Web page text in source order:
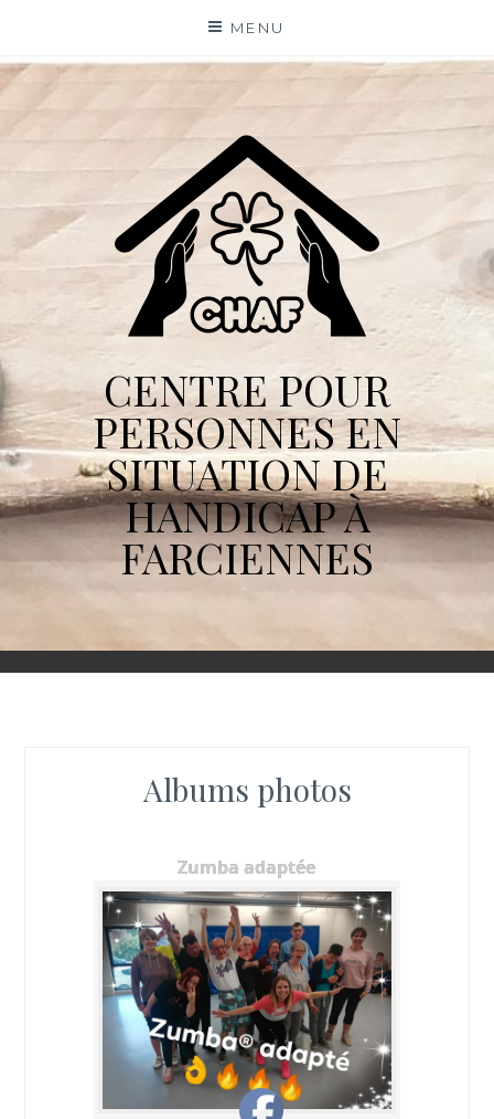
content
MENU
CENTRE POUR
PERSONNES EN
SITUATION DE
HANDICAP À
FARCIENNES
Albums photos
Zumba adaptée